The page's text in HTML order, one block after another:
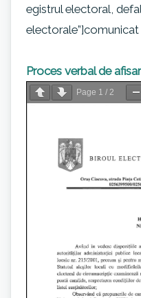
egistrul electoral,
electorale”]comunicat
Proces verbal de
Page 1 /2